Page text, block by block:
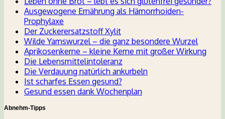
Ausgewogene Ernährung als Hämorrhoiden-
Prophylaxe
Der Zuckerersatzstoff Xylit
Wilde Yamswurzel – die ganz besondere Wurzel
Aprikosenkerne – kleine Kerne mit großer Wirkung
Die Lebensmittelintoleranz
Die Verdauung natürlich ankurbeln
Ist scharfes Essen gesund?
Gesund essen dank Wochenplan
Abnehm-Tipps